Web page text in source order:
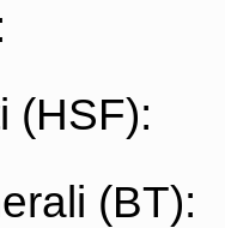
(HSF):
(BT):